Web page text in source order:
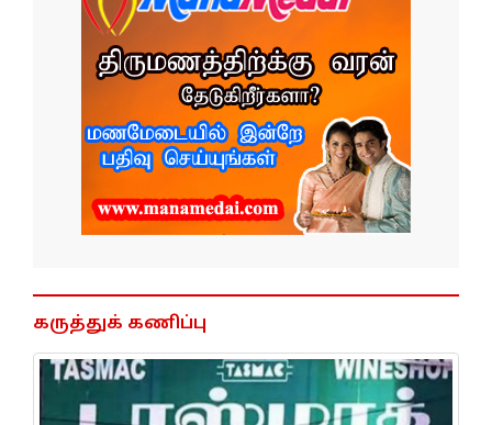
கருத்துக் கணிப்பு